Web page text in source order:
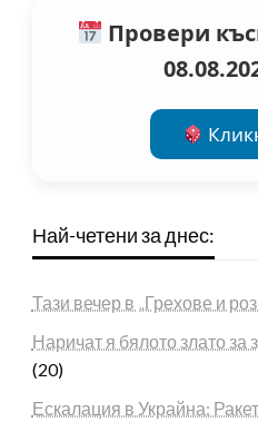
Провери
Най-четени за днес:
Тази вечер в „Грехове и
Наричат я бялото злато
(20)
Ескалация в Украйна: